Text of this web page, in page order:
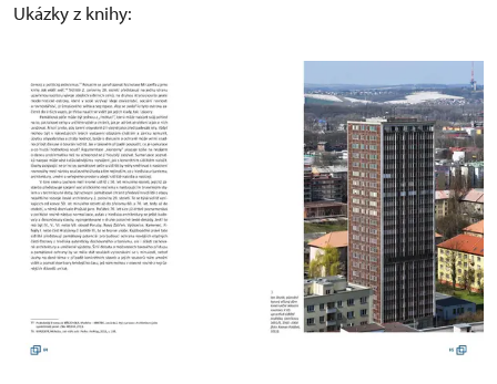
Ukázky z knihy: